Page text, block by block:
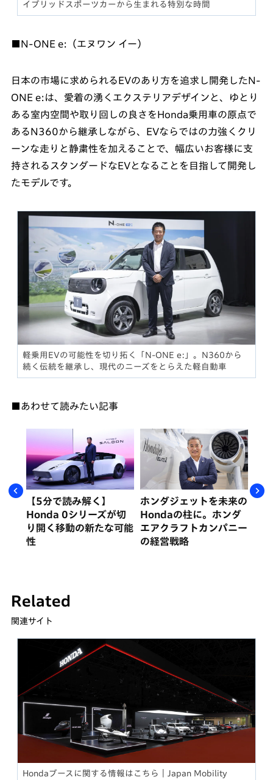
イブリッドスポーツカーから生まれる特別な時間
■N-ONE e:（エヌワン イー）
日本の市場に求められるEVのあり方を追求し開発したN-
ONE e:は、愛着の湧くエクステリアデザインと、ゆとり
ある室内空間や取り回しの良さをHonda乗用車の原点で
あるN360から継承しながら、EVならではの力強くクリ
ーンな走りと静粛性を加えることで、幅広いお客様に支
持されるスタンダードなEVとなることを目指して開発し
たモデルです。
軽乗用EVの可能性を切り拓く「N-ONE e:」。N360から
続く伝統を継承し、現代のニーズをとらえた軽自動車
■あわせて読みたい記事
む
【5分で読み解く】
Honda 0シリーズが切
り開く移動の新たな可能
性
ホンダジェットを未来の
Hondaの柱に。ホンダ
エアクラフトカンパニー
の経営戦略
な
Related
関連サイト
Hondaブースに関する情報はこちら｜Japan Mobility